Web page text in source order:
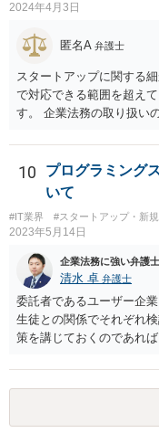
2024年4月3日
匿名A 弁護士
スタートアップに関する
で対応できる範囲を超え
す。 企業法務の取り扱い
す。
10
プログラミング
いて
#IT業界 #スタートアップ・新
2023年5月14日
企業法務に強い弁護士
清水 卓 弁護士
委託者であるユーザー企
生徒との関係でそれぞれ
策を講じておくのであれ
下さい。 (委託であるユー
ミングスクールの生徒が
いるか •準委任契約で要
開発に関わった生徒がユ